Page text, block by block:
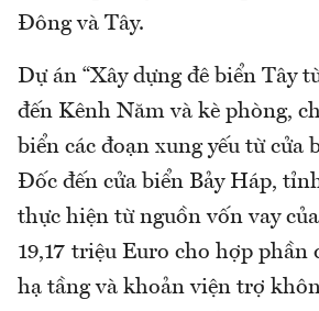
Đông và Tây.
Dự án “Xây dựng đê biển Tây
đến Kênh Năm và kè phòng,
biển các đoạn xung yếu từ cửa
Đốc đến cửa biển Bảy Háp,
thực hiện từ nguồn vốn vay
19,17 triệu Euro cho hợp phần
hạ tầng và khoản viện trợ